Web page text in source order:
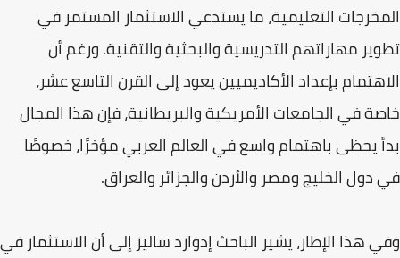
المخرجات التعليمية، ما يستدعي الاستثمار المستمر في
تطوير مهاراتهم التدريسية والبحثية والتقنية. ورغم أن
الاهتمام بإعداد الأكاديميين يعود إلى القرن التاسع عشر،
خاصة في الجامعات الأمريكية والبريطانية، فإن هذا المجال
بدأ يحظى باهتمام واسع في العالم العربي مؤخرًا، خصوصًا
في دول الخليج ومصر والأردن والجزائر والعراق.
وفي هذا الإطار، يشير الباحث إدوارد ساليز إلى أن الاستثمار في